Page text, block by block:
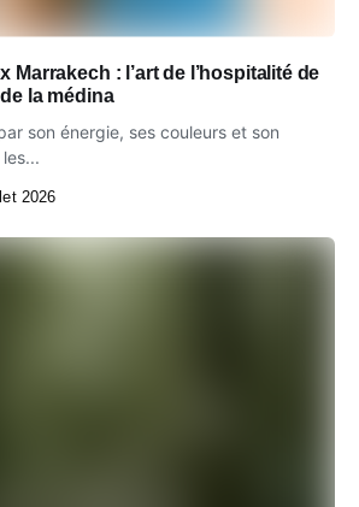
Marrakech : l’art de l’hospitalité de
la médina
son énergie, ses couleurs et son
2026